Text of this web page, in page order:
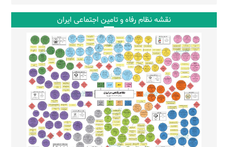
نقشه نظام رفاه و تامین اجتماعی ایران